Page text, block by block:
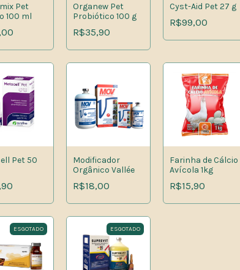
Pet
100 ml
Organew Pet
Probiótico 100 g
R$35,90
Cyst-Aid Pet 27 g
R$99,00
Pet 50
Modificador
Orgânico Vallée
R$18,00
Farinha de Cálcio
Avícola 1kg
R$15,90
ESGOTADO ESGOTADO